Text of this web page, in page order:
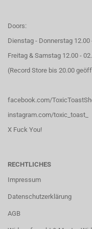
Doors:
Dienstag - Donnerstag 12.00
Freitag & Samstag 12.00 -
(Record Store bis 20.00
facebook.com/
instagram.com/toxic_toast_
X Fuck You!
RECHTLICHES
Impressum
Datenschutzerklärung
AGB